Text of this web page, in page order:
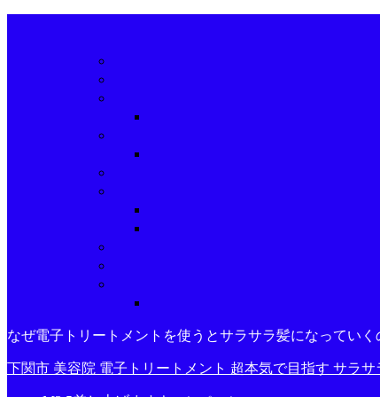
なぜ電子トリートメントを使うとサラサラ髪になってい
下関市 美容院 電子トリートメント 超本気で目指す サラサ